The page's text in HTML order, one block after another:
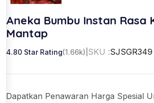
Aneka Bumbu Instan Rasa
Mantap
4.80 Star Rating(1.66k) SKU :SJSGR349
Dapatkan Penawaran Harga Spesial